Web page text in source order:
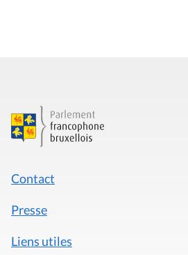
Contact
Presse
Liens utiles